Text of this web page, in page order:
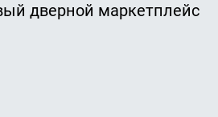
дверной маркетплейс